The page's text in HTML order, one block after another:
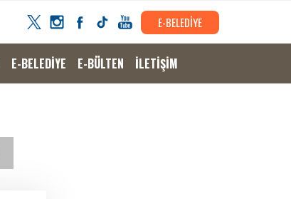
E-BELEDİYE
E-BELEDİYE E-BÜLTEN İLETİŞİM